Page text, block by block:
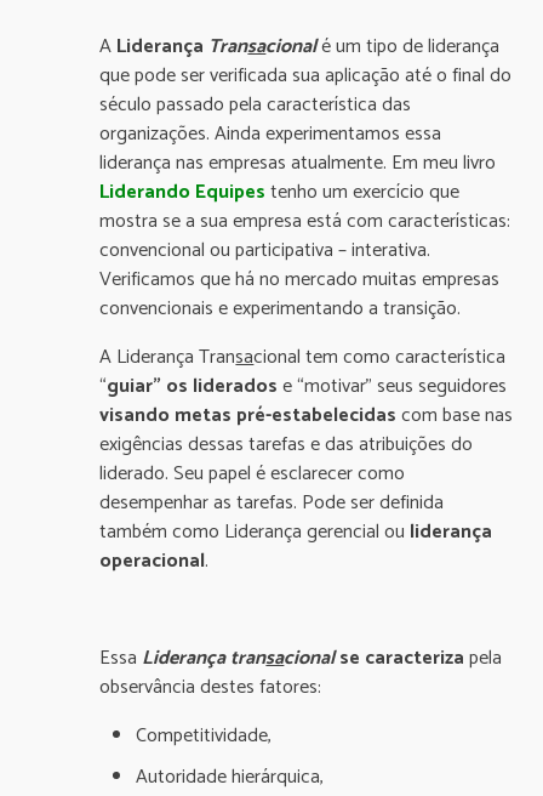
ALiderança Transacionalé um tipo de liderança
que pode ser verificada sua aplicação até o final do
século passado pela característica das
organizações. Ainda experimentamos essa
liderança nas empresas atualmente. Em meu livro
Liderando Equipestenho um exercício que
mostra se a sua empresa está com características:
convencional ou participativa – interativa.
Verificamos que há no mercado muitas empresas
convencionais e experimentando a transição.
A Liderança Transacional tem como característica
“guiar” os lideradose “motivar” seus seguidores
visando metas pré-estabelecidascom base nas
exigências dessas tarefas e das atribuições do
liderado. Seu papel é esclarecer como
desempenhar as tarefas. Pode ser definida
também como Liderança gerencial ou liderança
operacional.
Essa Liderançatransacionalse caracterizapela
observância destes fatores:
Competitividade,
Autoridade hierárquica,